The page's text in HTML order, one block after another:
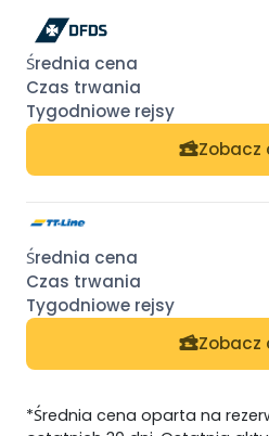
Zobacz
Zobacz
*Średnia cena oparta na